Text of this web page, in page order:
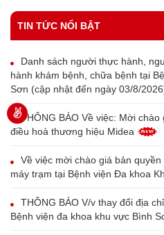
TIN TỨC NỔI BẬT
Danh sách người thực hành,
hành khám bệnh, chữa bệnh tại
Sơn (cập nhật đến ngày 03/8/
THÔNG BÁO Về việc: Mời
điều hoà thương hiệu Midea
Về việc mời chào giá bản
máy trạm tại Bệnh viện Đa khoa
THÔNG BÁO V/v thay đổi địa
Bệnh viện đa khoa khu vực Bình